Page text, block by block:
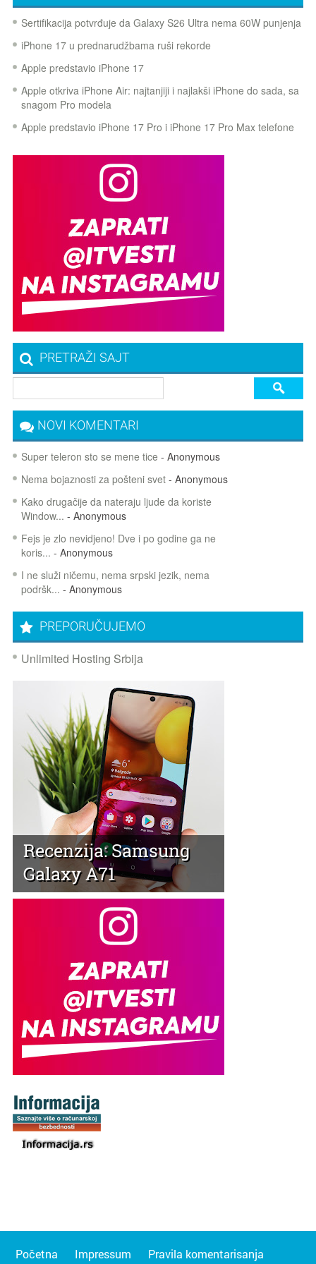
Sertifikacija potvrđuje da Galaxy S26 Ultra nema 60W punjenja
iPhone 17 u prednarudžbama ruši rekorde
Apple predstavio iPhone 17
Apple otkriva iPhone Air: najtanjiji i najlakši iPhone do sada, sa
snagom Pro modela
Apple predstavio iPhone 17 Pro i iPhone 17 Pro Max telefone
PRETRAŽI SAJT
NOVI KOMENTARI
Super teleron sto se mene tice - Anonymous
Nema bojaznosti za pošteni svet- Anonymous
Kako drugačije da nateraju ljude da koriste
Window... - Anonymous
Fejs je zlo nevidjeno! Dve i po godine ga ne
koris... - Anonymous
I ne služi ničemu, nema srpski jezik, nema
podršk... - Anonymous
PREPORUČUJEMO
Unlimited Hosting Srbija
Recenzija: Samsung
Galaxy A71
Početna Impressum
Pravila komentarisanja